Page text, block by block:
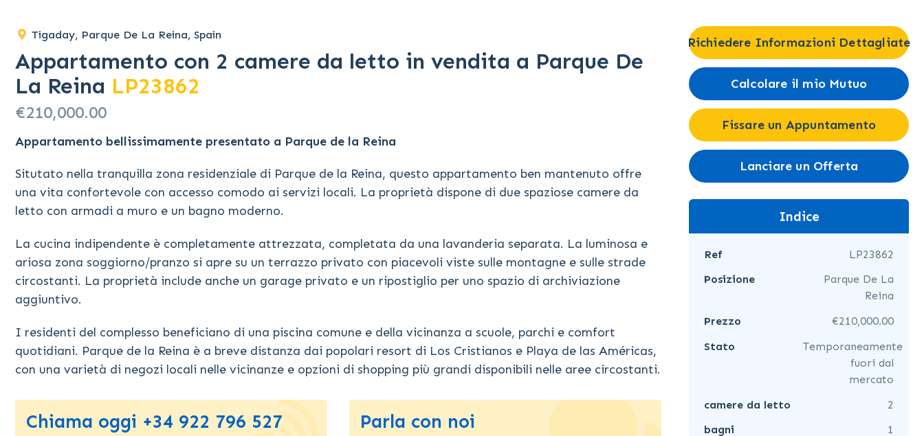
Tigaday, Parque De La Reina, Spain
Appartamento con 2 camere da letto in vendita a Parque De
La Reina LP23862
€210,000.00
Appartamento bellissimamente presentato a Parque de la Reina
Situtato nella tranquilla zona residenziale di Parque de la Reina, questo appartamento ben mantenuto offre
una vita confortevole con accesso comodo ai servizi locali. La proprietà dispone di due spaziose camere da
letto con armadi a muro e un bagno moderno.
La cucina indipendente è completamente attrezzata, completata da una lavanderia separata. La luminosa e
ariosa zona soggiorno/pranzo si apre su un terrazzo privato con piacevoli viste sulle montagne e sulle strade
circostanti. La proprietà include anche un garage privato e un ripostiglio per uno spazio di archiviazione
aggiuntivo.
I residenti del complesso beneficiano di una piscina comune e della vicinanza a scuole, parchi e comfort
quotidiani. Parque de la Reina è a breve distanza dai popolari resort di Los Cristianos e Playa de las Américas,
con una varietà di negozi locali nelle vicinanze e opzioni di shopping più grandi disponibili nelle aree circostanti.
Chiama oggi +34 922 796 527 Parla con noi
Richiedere Informazioni Dettagliate
Calcolare il mio Mutuo
Fissare un Appuntamento
Lanciare un Offerta
Indice
Ref
LP23862
Posizione
Parque De La
Reina
Prezzo
€210,000.00
Stato
Temporaneamente
fuori dal
mercato
camere da letto
2
bagni
1